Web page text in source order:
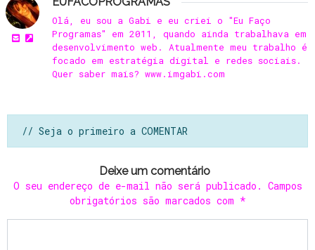
Olá, eu sou a Gabi e eu criei o "Eu Faço
Programas" em 2011, quando ainda trabalhava em
desenvolvimento web. Atualmente meu trabalho é
focado em estratégia digital e redes sociais.
Quer saber mais? www.imgabi.com
// Seja o primeiro a COMENTAR
Deixe um comentário
O seu endereço de e-mail não será publicado. Campos
obrigatórios são marcados com *